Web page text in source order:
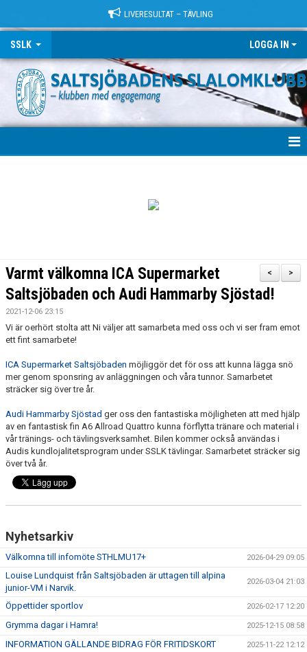
LIVERESULTAT – TÄVLING
SSLK LOGGA IN
TÄVLING
KALENDER
SALTISBACKEN
DOKUMENT
PARTNERSKAP
>
<
Varmt välkomna ICA Supermarket
Saltsjöbaden och Audi Hammarby Sjöstad!
2021-12-06 23:15
Vi är oerhört stolta att Ni väljer att samarbeta med oss och vi ser fram emot
ett fint samarbete!
ICA Supermarket Saltsjöbaden möjliggör det för oss att kunna lägga snö
mer genom sponsring av anläggningen och våra tunnor. Samarbetet
sträcker sig över tre år.
Audi Hammarby Sjöstad ger oss den fantastiska möjligheten att med hjälp
av en fantastisk fin A6 Allroad Quattro kunna förflytta tränare och material i
vår tränings- och tävlingsverksamhet. Bilen kommer också användas i
Audis kundlojalitetsprogram under SSLK tävlingar. Samarbetet sträcker sig
över två år.
Nyhetsarkiv
Välkomna till infomöte STHLMU17+ 2026-04-29 09:05
Louise Lundquist från Saltsjöbaden är uttagen till alpina
junior-VM i Narvik.
2026-03-04 21:03
Öppettider sportlov 2026-02-17 12:20
Grymma dagar i Hamra! 2025-12-15 08:58
INFORMATION GÄLLANDE BIDRAG FÖR FRITIDSKORT 2025-11-22 12:12